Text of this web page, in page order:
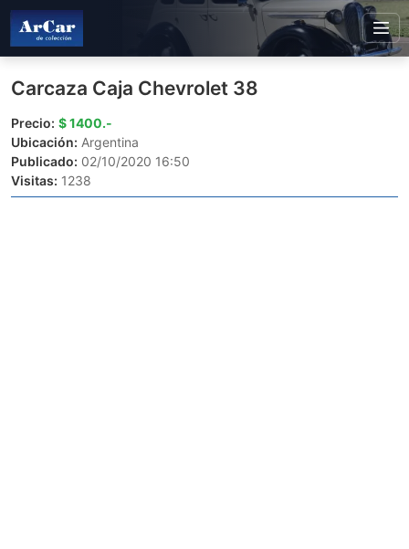
Carcaza Caja Chevrolet 38
Precio: $ 1400.-
Ubicación: Argentina
Publicado: 02/10/2020 16:50
Visitas: 1238